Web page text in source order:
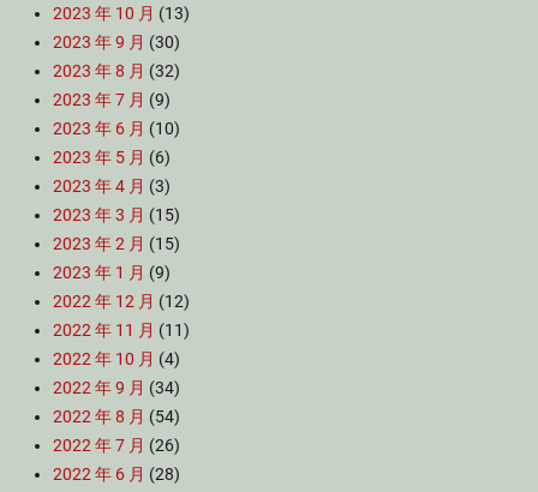
2023 年 10 月 (13)
2023 年 9 月 (30)
2023 年 8 月 (32)
2023 年 7 月 (9)
2023 年 6 月 (10)
2023 年 5 月 (6)
2023 年 4 月 (3)
2023 年 3 月 (15)
2023 年 2 月 (15)
2023 年 1 月 (9)
2022 年 12 月 (12)
2022 年 11 月 (11)
2022 年 10 月 (4)
2022 年 9 月 (34)
2022 年 8 月 (54)
2022 年 7 月 (26)
2022 年 6 月 (28)